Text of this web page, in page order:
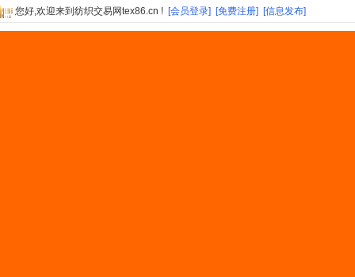
您好,欢迎来到纺织交易网tex86.cn ! [会员登录] [免费注册] [信息发布]